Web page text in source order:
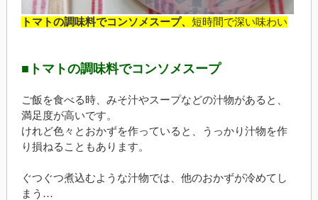
トマトの調味料でコンソメスープ、 短時間で深い味わい
■トマトの調味料でコンソメスープ
ご飯を食べる時、みそ汁やスープなどの汁物があると、
満足度が高いです。
けれど色々とおかずを作っていると、うっかり汁物を作
り損ねることもあります。
ぐつぐつ煮込むような汁物では、他のおかずが冷めてし
まう…